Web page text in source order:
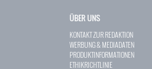
ÜBER UNS
KONTAKT ZUR REDAKTION
WERBUNG & MEDIADATEN
PRODUKTINFORMATIONEN
ETHIKRICHTLINIE